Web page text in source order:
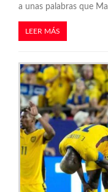
a unas palabras que Ma
LEER MÁS